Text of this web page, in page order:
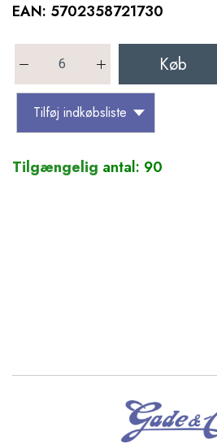
EAN: 5702358721730
Køb
Tilføj indkøbsliste
Tilgængelig antal: 90